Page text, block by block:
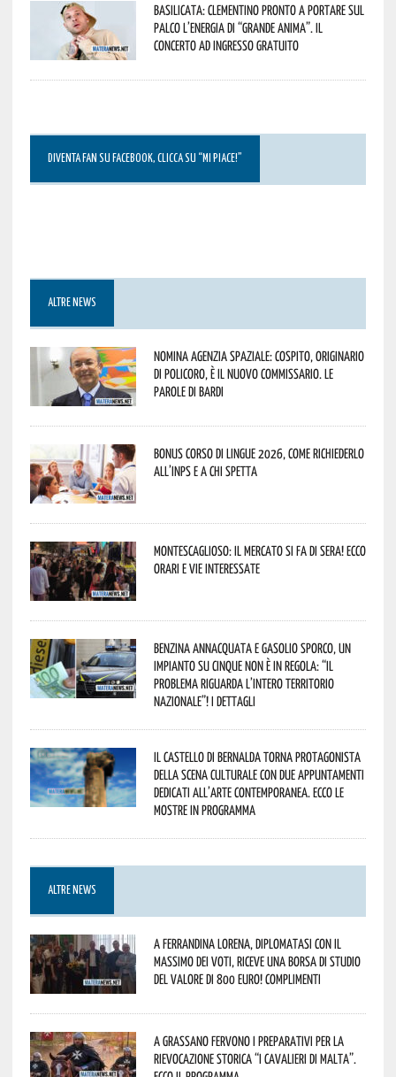
Basilicata: Clementino pronto a portare sul
palco l’energia di “Grande Anima”. Il
concerto ad ingresso gratuito
DIVENTA FAN SU FACEBOOK, CLICCA SU “MI PIACE!”
ALTRE NEWS
Nomina Agenzia Spaziale: Cospito, originario
di Policoro, è il nuovo commissario. Le
parole di Bardi
Bonus corso di lingue 2026, come richiederlo
all’INPS e a chi spetta
Montescaglioso: il mercato si fa di sera! Ecco
orari e vie interessate
Benzina annacquata e gasolio sporco, un
impianto su cinque non è in regola: “il
problema riguarda l’intero territorio
Nazionale”! I dettagli
Il Castello di Bernalda torna protagonista
della scena culturale con due appuntamenti
dedicati all’arte contemporanea. Ecco le
mostre in programma
ALTRE NEWS
A Ferrandina Lorena, diplomatasi con il
massimo dei voti, riceve una borsa di studio
del valore di 800 euro! Complimenti
A Grassano fervono i preparativi per la
Rievocazione Storica “I CAVALIERI DI MALTA”.